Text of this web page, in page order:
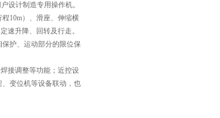
设计制造专用操作机。
10m）、滑座、伸缩横
速升降、回转及行走。
护、运动部分的限位保
接调整等功能；近控设
变位机等设备联动，也